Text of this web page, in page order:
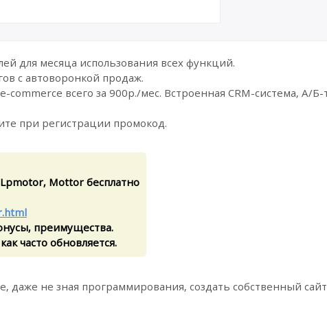
для месяца использования всех функций.
с автоворонкой продаж.
commerce всего за 900р./мес. Встроенная CRM-система, А/
при регистрации промокод.
Mottor бесплатно
преимущества.
часто обновляется.
даже не зная программирования, создать собственный